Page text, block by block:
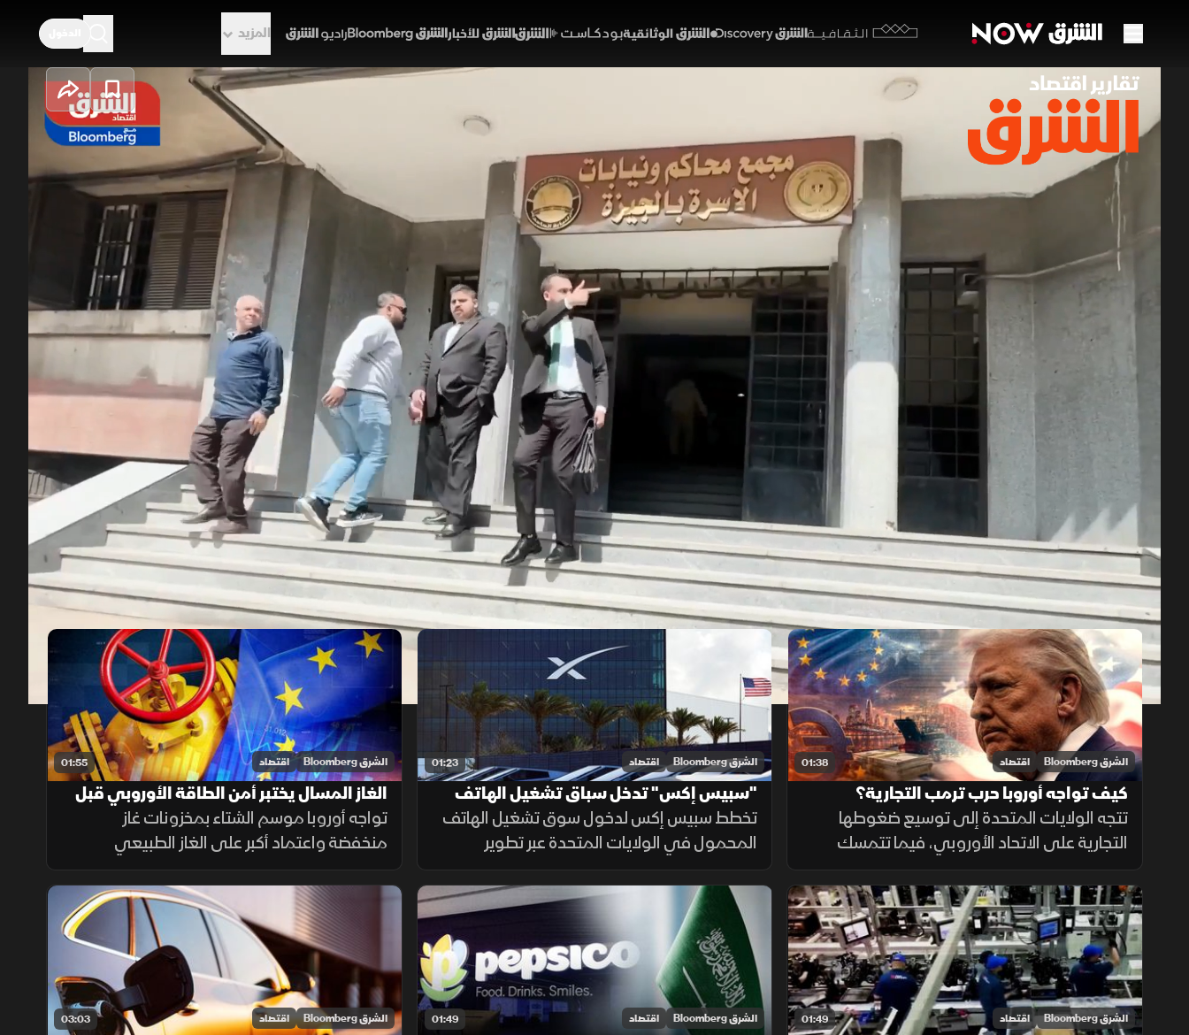
الثقافية
المزيد
00:12/02:05 1x auto
مقترح قانوني يثير الجدل في مصر.. هل يصبح
الزواج الثاني جريمة؟
08 مايو 2026 02:04 اقتصاد
تقارير اقتصاد الشرق
يشهد البرلمان المصري جدلا واسعا بعد طرح مقترح يجرم الزواج الثاني دون إخطار الزوجة الأولى رسميا، ويقترح
عقوبات قد تصل إلى الحبس والغرامة. ويأتي ذلك ضمن توجه تشريعي يهدف إلى تعزيز الشفافية داخل
العلاقة الزوجية وضمان حقوق المرأة في النفقة والحضانة والاستقرار الأسري.
برامج اقتصاد الشرق (ملحق)
حلقات الموسم 2026
01:38 الشرق Bloomberg اقتصاد
كيف تواجه أوروبا حرب ترمب التجارية؟
تتجه الولايات المتحدة إلى توسيع ضغوطها
التجارية على الاتحاد الأوروبي، فيما تتمسك
بروكسل بالحوار وتجنب التصعيد، مع استمرار
الخلافات حول التكنولوجيا والأدوية ومستقبل
العلاقات الاقتصادية.
01:23 الشرق Bloomberg اقتصاد
"سبيس إكس" تدخل سباق تشغيل الهاتف
المحمول وتراهن على "ستارلينك"
تخطط سبيس إكس لدخول سوق تشغيل الهاتف
المحمول في الولايات المتحدة عبر تطوير
ستارلينك ببنية تحتية أرضية. ويتطلب المشروع
استثمارات ضخمة وأبراجًا وطيفًا تردديًا، وسط
رفض شركات الاتصالات إتاحة شبكاتها لها.
01:55 الشرق Bloomberg اقتصاد
الغاز المسال يختبر أمن الطاقة الأوروبي قبل
الشتاء
تواجه أوروبا موسم الشتاء بمخزونات غاز
منخفضة واعتماد أكبر على الغاز الطبيعي
المسال، وسط منافسة متزايدة مع آسيا على
الشحنات، ما يعزز احتمالات ارتفاع تكاليف الطاقة.
01:49 الشرق Bloomberg اقتصاد 01:49 الشرق Bloomberg اقتصاد 03:03 الشرق Bloomberg اقتصاد